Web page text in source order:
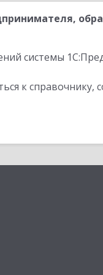
системы
к справочнику,